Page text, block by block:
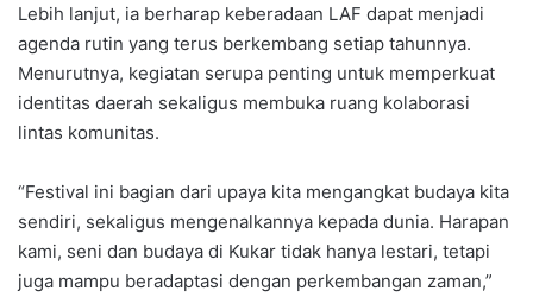
Lebih lanjut, ia berharap keberadaan LAF dapat menjadi
agenda rutin yang terus berkembang setiap tahunnya.
Menurutnya, kegiatan serupa penting untuk memperkuat
identitas daerah sekaligus membuka ruang kolaborasi
lintas komunitas.
“Festival ini bagian dari upaya kita mengangkat budaya kita
sendiri, sekaligus mengenalkannya kepada dunia. Harapan
kami, seni dan budaya di Kukar tidak hanya lestari, tetapi
juga mampu beradaptasi dengan perkembangan zaman,”